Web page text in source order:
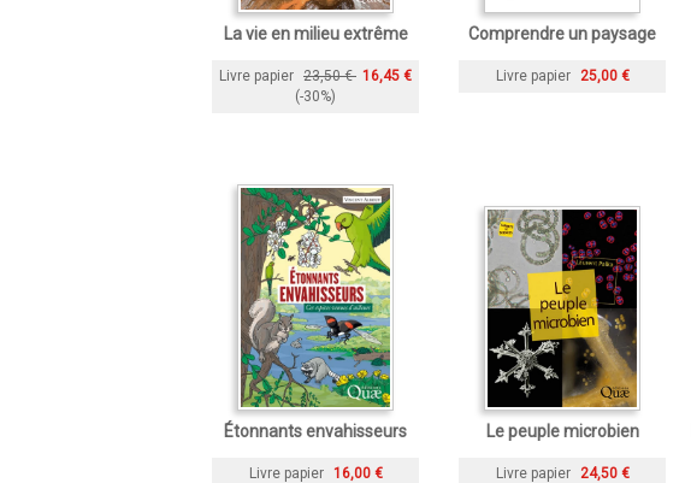
La vie en milieu extrême
Livre papier 23,50 € 16,45 €
(-30%)
Comprendre un paysage
Livre papier 25,00 €
Étonnants envahisseurs
Livre papier 16,00 €
Le peuple microbien
Livre papier 24,50 €